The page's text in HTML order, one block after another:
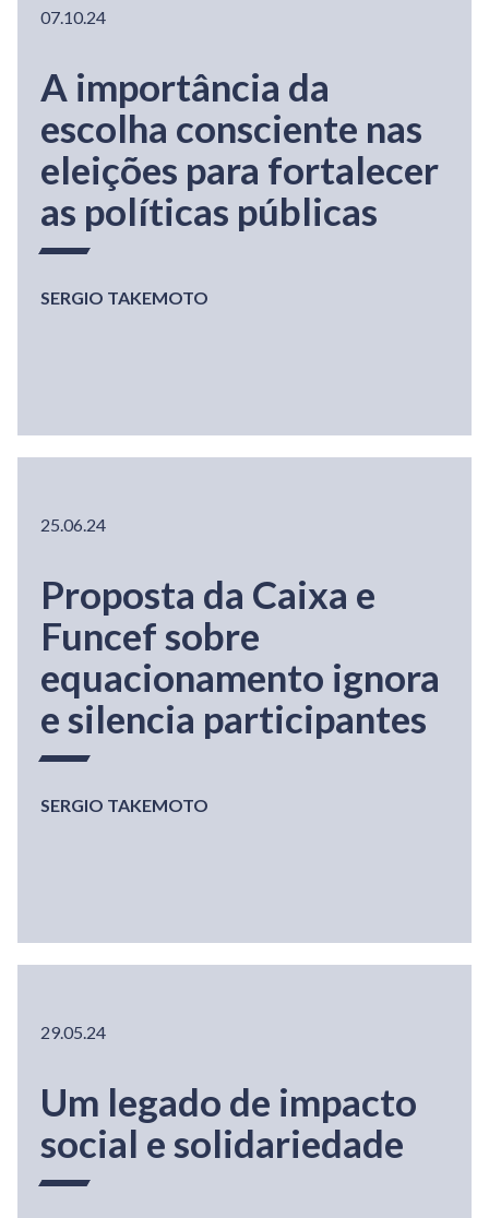
07.10.24
A importância da
escolha consciente nas
eleições para fortalecer
as políticas públicas
SERGIO TAKEMOTO
25.06.24
Proposta da Caixa e
Funcef sobre
equacionamento ignora
e silencia participantes
SERGIO TAKEMOTO
29.05.24
Um legado de impacto
social e solidariedade